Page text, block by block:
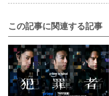
この記事に関連する記事